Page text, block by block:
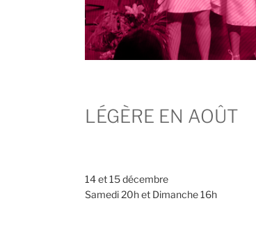
LÉGÈRE EN AOÛT
14 et 15 décembre
Samedi 20h et Dimanche 16h